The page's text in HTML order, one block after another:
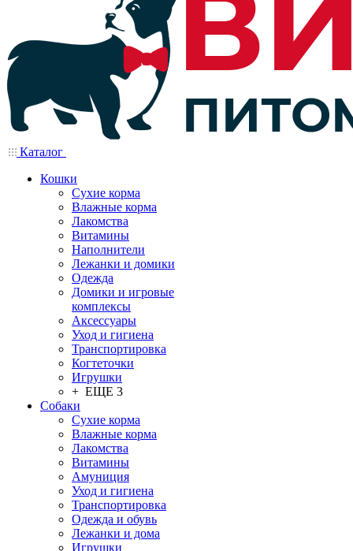
Каталог
Кошки
Сухие корма
Влажные корма
Лакомства
Витамины
Наполнители
Лежанки и домики
Одежда
Домики и игровые
комплексы
Аксессуары
Уход и гигиена
Транспортировка
Когтеточки
Игрушки
+ ЕЩЕ 3
Собаки
Сухие корма
Влажные корма
Лакомства
Витамины
Амуниция
Уход и гигиена
Транспортировка
Одежда и обувь
Лежанки и дома
Игрушки